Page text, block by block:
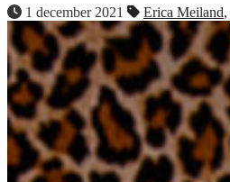
1 december 2021 Erica Meiland,